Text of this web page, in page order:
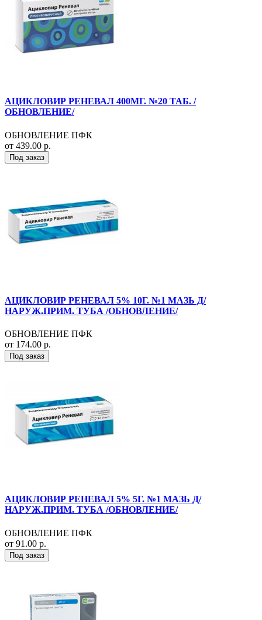
АЦИКЛОВИР РЕНЕВАЛ 400МГ. №20 ТАБ. /
ОБНОВЛЕНИЕ/
ОБНОВЛЕНИЕ ПФК
от 439.00 р.
Под заказ
АЦИКЛОВИР РЕНЕВАЛ 5% 10Г. №1 МАЗЬ Д/
НАРУЖ.ПРИМ. ТУБА /ОБНОВЛЕНИЕ/
ОБНОВЛЕНИЕ ПФК
от 174.00 р.
Под заказ
АЦИКЛОВИР РЕНЕВАЛ 5% 5Г. №1 МАЗЬ Д/
НАРУЖ.ПРИМ. ТУБА /ОБНОВЛЕНИЕ/
ОБНОВЛЕНИЕ ПФК
от 91.00 р.
Под заказ